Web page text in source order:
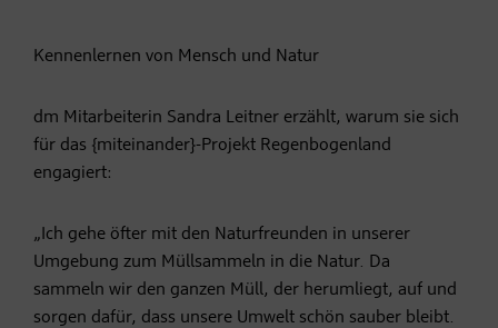
Kennenlernen von Mensch und Natur
dm Mitarbeiterin Sandra Leitner erzählt, warum sie sich
für das {miteinander}-Projekt Regenbogenland
engagiert:
„Ich gehe öfter mit den Naturfreunden in unserer
Umgebung zum Müllsammeln in die Natur. Da
sammeln wir den ganzen Müll, der herumliegt, auf und
sorgen dafür, dass unsere Umwelt schön sauber bleibt.